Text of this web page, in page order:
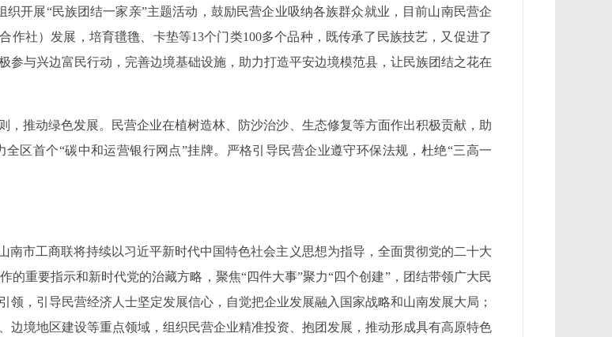
开展“民族团结一家亲”主题活动，鼓励民营企业吸纳各族群众就业，目前山南民营企
作社）发展，培育氆氇、卡垫等13个门类100多个品种，既传承了民族技艺，又促进了
参与兴边富民行动，完善边境基础设施，助力打造平安边境模范县，让民族团结之花在
，推动绿色发展。民营企业在植树造林、防沙治沙、生态修复等方面作出积极贡献，助
区首个“碳中和运营银行网点”挂牌。严格引导民营企业遵守环保法规，杜绝“三高一
南市工商联将持续以习近平新时代中国特色社会主义思想为指导，全面贯彻党的二十大
重要指示和新时代党的治藏方略，聚焦“四件大事”聚力“四个创建”，团结带领广大民
，引导民营经济人士坚定发展信心，自觉把企业发展融入国家战略和山南发展大局；
边境地区建设等重点领域，组织民营企业精准投资、抱团发展，推动形成具有高原特色